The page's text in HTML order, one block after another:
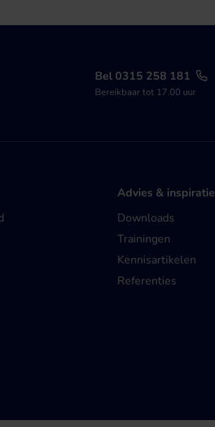
Bel 0315 258 181
Bereikbaar tot 17.00 uur
Advies & inspiratie
Downloads
Trainingen
Kennisartikelen
Referenties